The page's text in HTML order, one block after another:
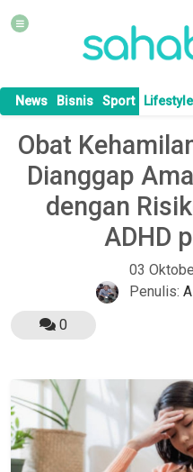
News Bisnis Sport Lifestyle
Obat
Dianggap
dengan
ADHD
03
Penulis:
0